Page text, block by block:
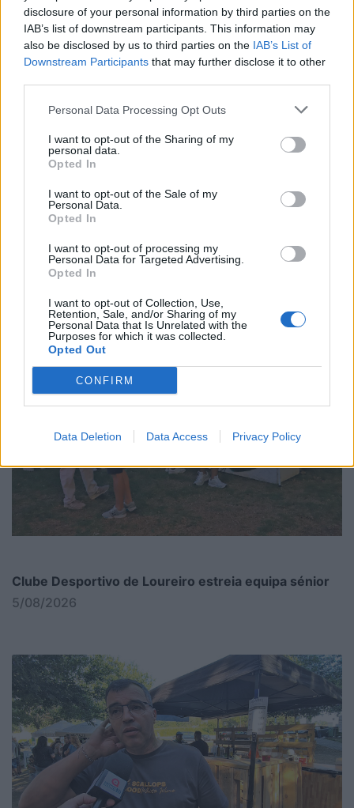
disclosure of your personal information by third parties on the
IAB’s list of downstream participants. This information may
also be disclosed by us to third parties on the IAB’s List of
Downstream Participants that may further disclose it to other
Personal Data Processing Opt Outs
I want to opt-out of the Sharing of my
personal data.
Opted In
I want to opt-out of the Sale of my
Personal Data.
Opted In
I want to opt-out of processing my
Personal Data for Targeted Advertising.
Opted In
I want to opt-out of Collection, Use,
Retention, Sale, and/or Sharing of my
Personal Data that Is Unrelated with the
Purposes for which it was collected.
Opted Out
CONFIRM
Data Deletion Data Access Privacy Policy
Festa em Honra de Nossa Senhora do Livramento e
Santa Eulália 2026, em Macieira de Sarnes
5/08/2026
Clube Desportivo de Loureiro estreia equipa sénior
5/08/2026